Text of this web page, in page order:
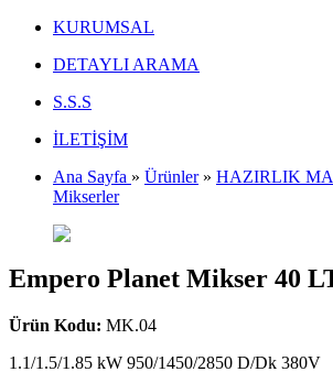
KURUMSAL
DETAYLI ARAMA
S.S.S
İLETİŞİM
Ana Sayfa » Ürünler» HAZIRLIK
Mikserler
Empero Planet Mikser 40
Ürün Kodu: MK.04
1.1/1.5/1.85 kW 950/1450/2850 D/Dk 380V